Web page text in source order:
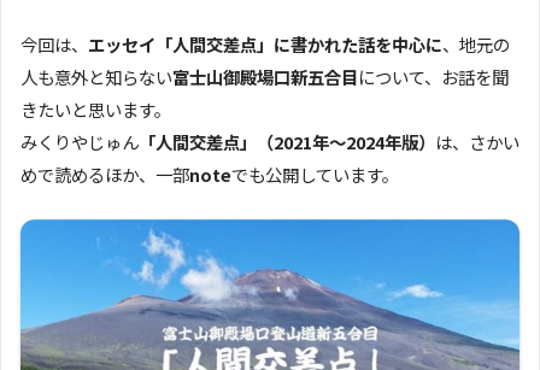
今回は、 エッセイ「人間交差点」に書かれた話を中心に、地元の
人も意外と知らない富士山御殿場口新五合目について、お話を聞
きたいと思います。
みくりやじゅん 「人間交差点」（2021年～2024年版） は、さかい
めで読めるほか、一部noteでも公開しています。